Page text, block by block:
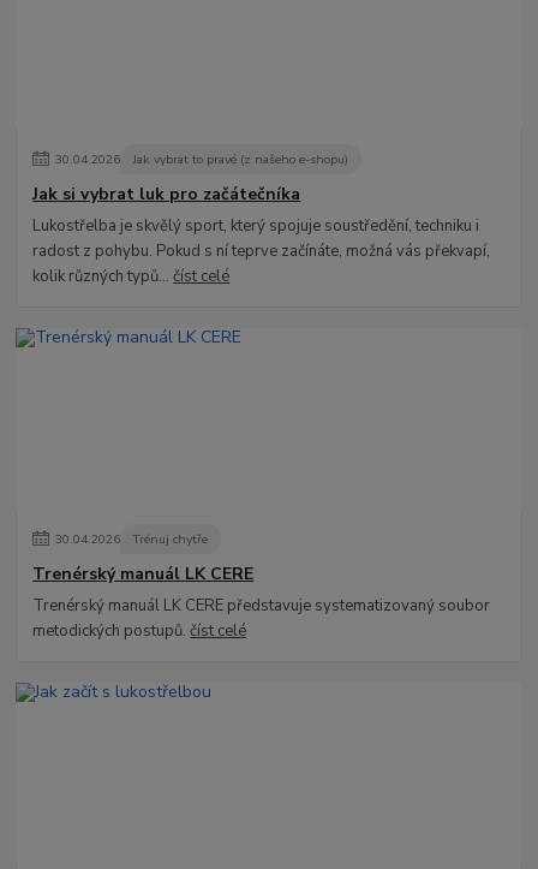
30.04.2026 Jak vybrat to pravé (z našeho e-shopu)
Jak si vybrat luk pro začátečníka
Lukostřelba je skvělý sport, který spojuje soustředění, techniku i
radost z pohybu. Pokud s ní teprve začínáte, možná vás překvapí,
kolik různých typů...číst celé
30.04.2026 Trénuj chytře
Trenérský manuál LK CERE
Trenérský manuál LK CERE představuje systematizovaný soubor
metodických postupů.číst celé